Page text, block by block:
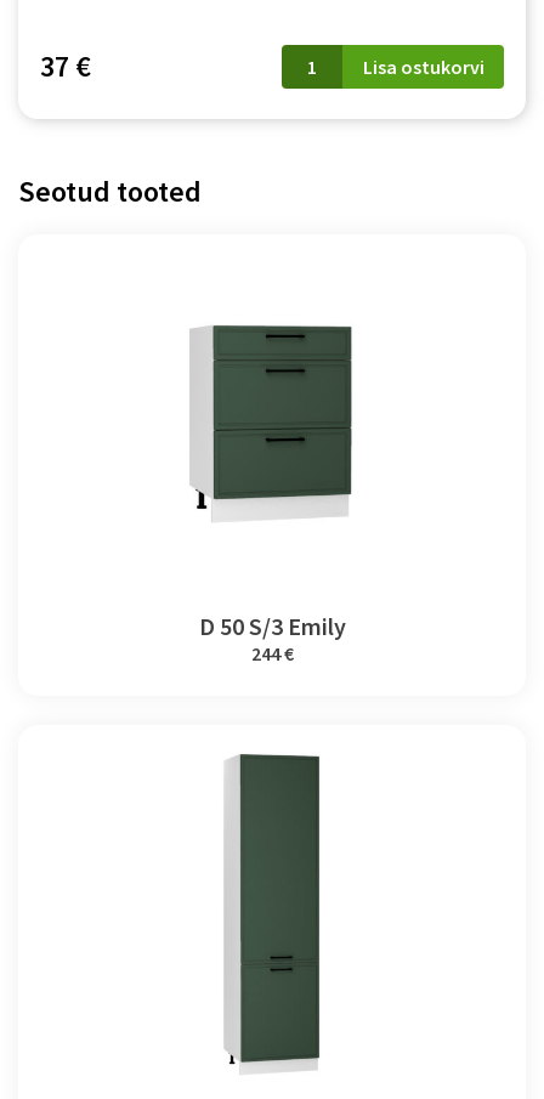
37 €
W
Sonja
Lisa ostukorvi
Seotud tooted
D 50 S/3 Emily
244 €